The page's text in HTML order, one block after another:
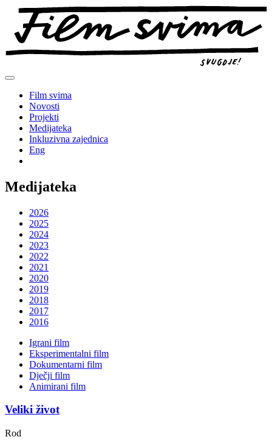
Preskoči
sadržaj
Film svima
Novosti
Projekti
Medijateka
Inkluzivna zajednica
Eng
Medijateka
2026
2025
2024
2023
2022
2021
2020
2019
2018
2017
2016
Igrani film
Eksperimentalni film
Dokumentarni film
Dječji film
Animirani film
Veliki život
Rod